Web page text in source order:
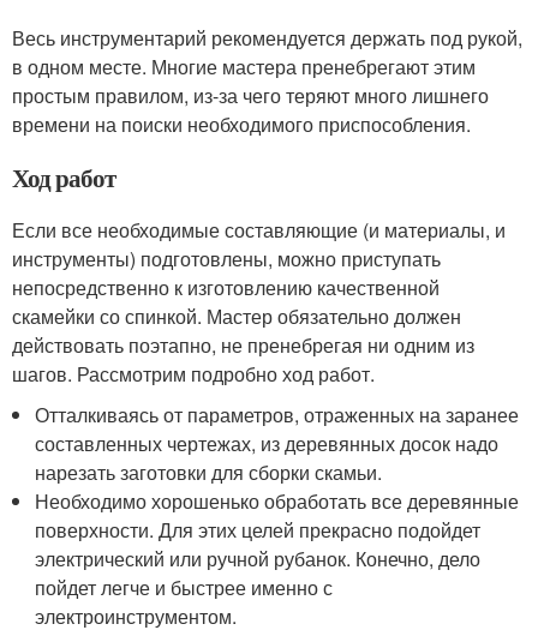
Весь инструментарий рекомендуется держать под рукой,
в одном месте. Многие мастера пренебрегают этим
простым правилом, из-за чего теряют много лишнего
времени на поиски необходимого приспособления.
Ход работ
Если все необходимые составляющие (и материалы, и
инструменты) подготовлены, можно приступать
непосредственно к изготовлению качественной
скамейки со спинкой. Мастер обязательно должен
действовать поэтапно, не пренебрегая ни одним из
шагов. Рассмотрим подробно ход работ.
Отталкиваясь от параметров, отраженных на заранее
составленных чертежах, из деревянных досок надо
нарезать заготовки для сборки скамьи.
Необходимо хорошенько обработать все деревянные
поверхности. Для этих целей прекрасно подойдет
электрический или ручной рубанок. Конечно, дело
пойдет легче и быстрее именно с
электроинструментом.